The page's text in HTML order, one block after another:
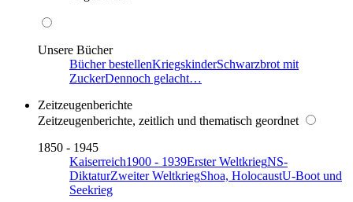
Unsere Bücher
Bücher bestellenKriegskinderSchwarzbrot mit
ZuckerDennoch gelacht…
Zeitzeugenberichte
Zeitzeugenberichte, zeitlich und thematisch geordnet
1850 - 1945
Kaiserreich1900 - 1939Erster WeltkriegNS-
DiktaturZweiter WeltkriegShoa, HolocaustU-Boot und
Seekrieg